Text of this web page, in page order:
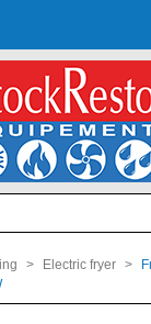
> Electric fryer >